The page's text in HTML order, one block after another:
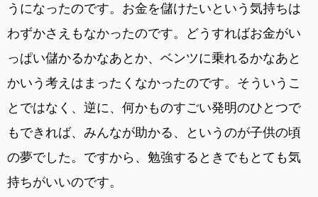
うになったのです。お金を儲けたいという気持ちは
わずかさえもなかったのです。どうすればお金がい
っぱい儲かるかなあとか、ベンツに乗れるかなあと
かいう考えはまったくなかったのです。そういうこ
とではなく、逆に、何かものすごい発明のひとつで
もできれば、みんなが助かる、というのが子供の頃
の夢でした。ですから、勉強するときでもとても気
持ちがいいのです。